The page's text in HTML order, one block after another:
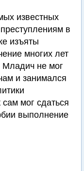
известных
в
изъяты
многих лет
Младич не мог
и занимался
сам мог сдаться
выполнение